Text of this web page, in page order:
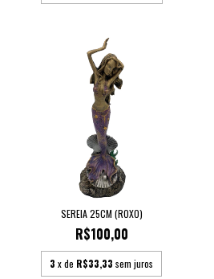
SEREIA 25CM (ROXO)
R$100,00
3 x de R$33,33 sem juros